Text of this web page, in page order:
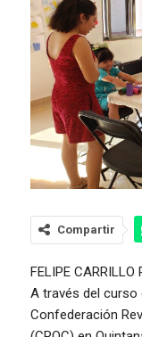
Compartir
FELIPE
A través del curso
Confederación